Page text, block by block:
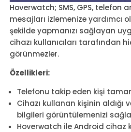
Hoverwatch; SMS, GPS, telefon
mesajları izlemenize yardımcı
şekilde yapmanızı sağlayan
cihazı kullanıcıları tarafından
görünmezler.
Özellikleri:
Telefonu takip eden kişi
Cihazı kullanan kişinin
bilgileri görüntülemenizi
Hoverwatch ile Android cihaz